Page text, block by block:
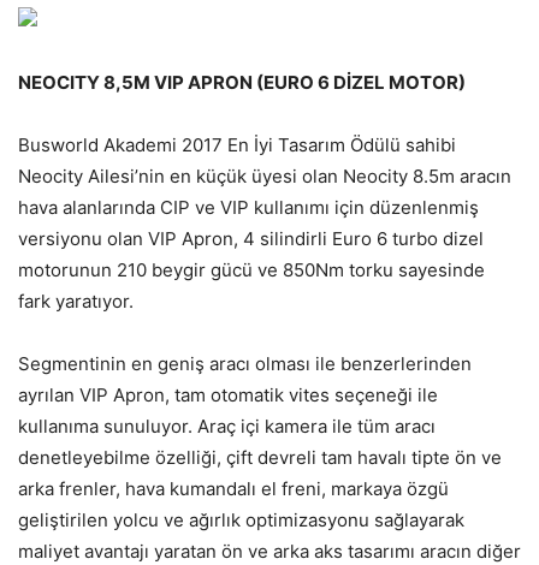
NEOCITY 8,5M VIP APRON (EURO 6 DİZEL MOTOR)
Busworld Akademi 2017 En İyi Tasarım Ödülü sahibi
Neocity Ailesi’nin en küçük üyesi olan Neocity 8.5m aracın
hava alanlarında CIP ve VIP kullanımı için düzenlenmiş
versiyonu olan VIP Apron, 4 silindirli Euro 6 turbo dizel
motorunun 210 beygir gücü ve 850Nm torku sayesinde
fark yaratıyor.
Segmentinin en geniş aracı olması ile benzerlerinden
ayrılan VIP Apron, tam otomatik vites seçeneği ile
kullanıma sunuluyor. Araç içi kamera ile tüm aracı
denetleyebilme özelliği, çift devreli tam havalı tipte ön ve
arka frenler, hava kumandalı el freni, markaya özgü
geliştirilen yolcu ve ağırlık optimizasyonu sağlayarak
maliyet avantajı yaratan ön ve arka aks tasarımı aracın diğer